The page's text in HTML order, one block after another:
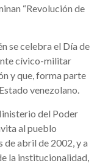
“Revolución de
se celebra el Día de
cívico-militar
y que, forma parte
venezolano.
del Poder
al pueblo
de abril de 2002, y a
la institucionalidad,